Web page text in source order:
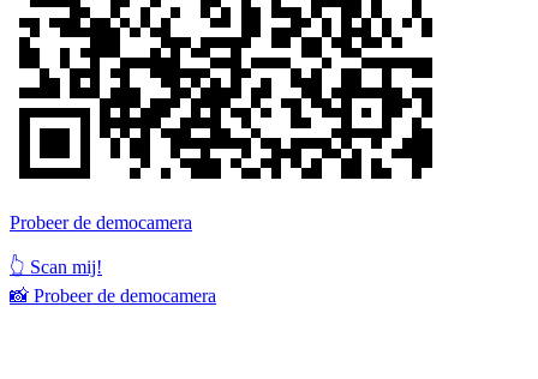
Probeer de democamera
👆 Scan mij!
📸 Probeer de democamera